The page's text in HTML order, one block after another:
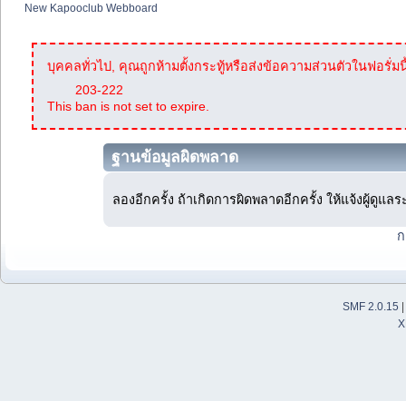
New Kapooclub Webboard
บุคคลทั่วไป, คุณถูกห้ามตั้งกระทู้หรือส่งข้อความส่วนตัวในฟอรั่ม
203-222
This ban is not set to expire.
ฐานข้อมูลผิดพลาด
ลองอีกครั้ง ถ้าเกิดการผิดพลาดอีกครั้ง ให้แจ้งผู้ดูแลร
SMF 2.0.15